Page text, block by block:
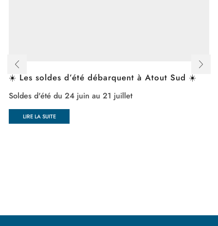
☀️ Les soldes d’été débarquent à Atout Sud ☀️
Soldes d'été du 24 juin au 21 juillet
LIRE LA SUITE